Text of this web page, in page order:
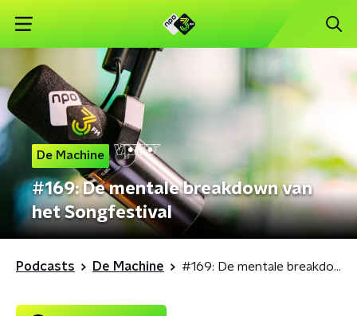
De Machine
#169: De mentale breakdown van
het Songfestival
Podcasts De Machine #169: De mentale breakdown van het Songfestival